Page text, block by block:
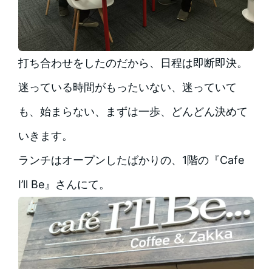
打ち合わせをしたのだから、日程は即断即決。
迷っている時間がもったいない、迷っていて
も、始まらない、まずは一歩、どんどん決めて
いきます。
ランチはオープンしたばかりの、1階の『Cafe
I’ll Be』さんにて。